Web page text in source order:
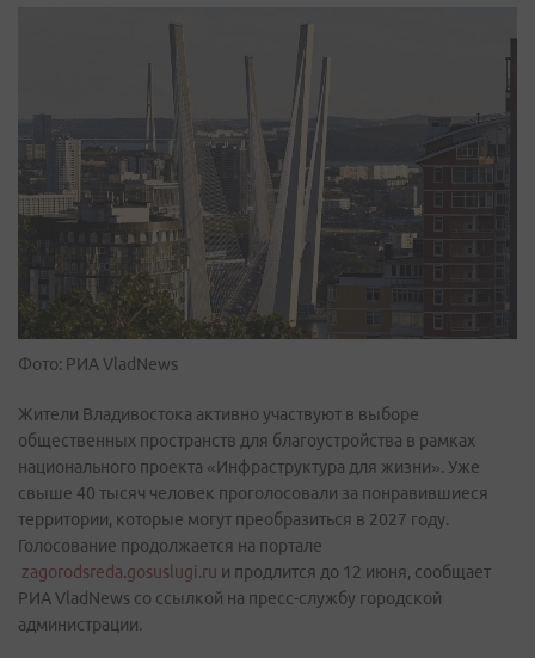
Фото: РИА VladNews
Жители Владивостока активно участвуют в выборе
общественных пространств для благоустройства в рамках
национального проекта «Инфраструктура для жизни». Уже
свыше 40 тысяч человек проголосовали за понравившиеся
территории, которые могут преобразиться в 2027 году.
Голосование продолжается на портале
zagorodsreda.gosuslugi.ru и продлится до 12 июня, сообщает
РИА VladNews со ссылкой на пресс-службу городской
администрации.